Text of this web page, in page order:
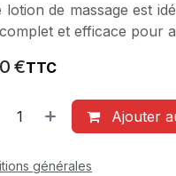
lotion de massage est
et efficace pour
€TTC
Ajouter
générales